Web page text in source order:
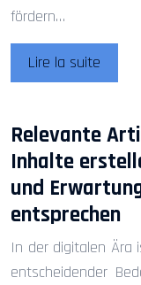
fördern…
Lire la suite
Relevante
Inhalte
und
entsprechen
In der digitalen Ära
entscheidender